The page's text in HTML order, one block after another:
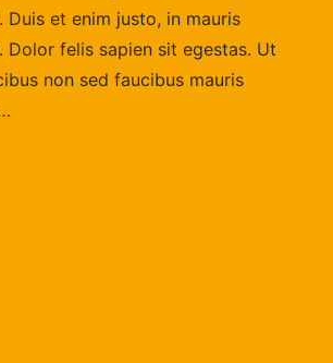
Duis et enim justo, in mauris
Dolor felis sapien sit egestas. Ut
non sed faucibus mauris